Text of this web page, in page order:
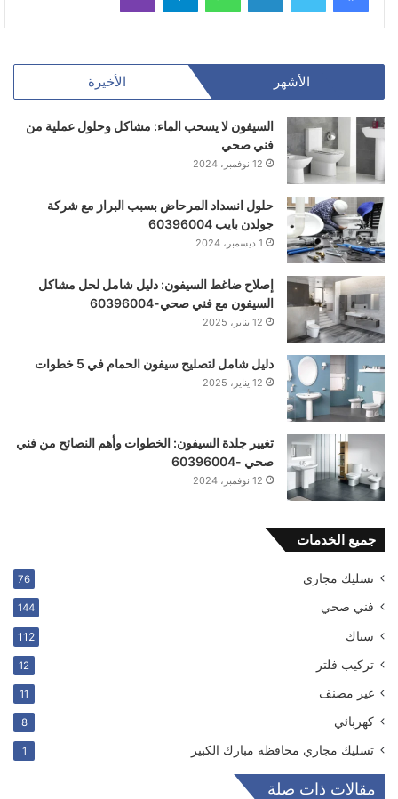
الأشهر الأخيرة
السيفون لا يسحب الماء: مشاكل وحلول عملية من
فني صحي
12 نوفمبر، 2024
حلول انسداد المرحاض بسبب البراز مع شركة
جولدن بايب 60396004
1 ديسمبر، 2024
إصلاح ضاغط السيفون: دليل شامل لحل مشاكل
السيفون مع فني صحي-60396004
12 يناير، 2025
دليل شامل لتصليح سيفون الحمام في 5 خطوات
12 يناير، 2025
تغيير جلدة السيفون: الخطوات وأهم النصائح من فني
صحي -60396004
12 نوفمبر، 2024
جميع الخدمات
تسليك مجاري 76
فني صحي 144
سباك 112
ترکیب فلتر 12
غير مصنف 11
كهربائي 8
تسليك مجاري محافظه مبارك الكبير 1
مقالات ذات صلة